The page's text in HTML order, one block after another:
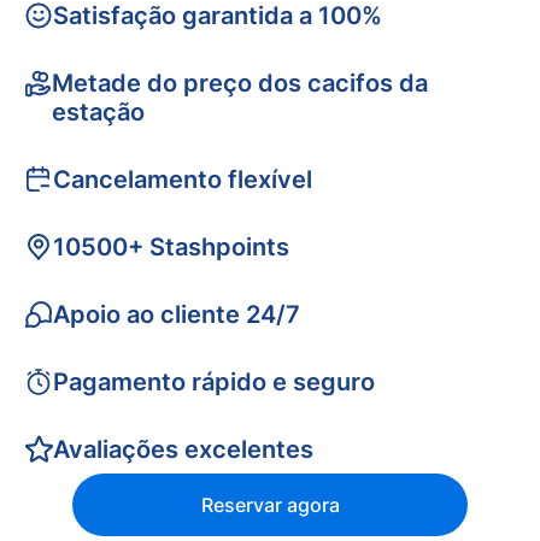
Satisfação garantida a 100%
Metade do preço dos cacifos da
estação
Cancelamento flexível
10500+ Stashpoints
Apoio ao cliente 24/7
Pagamento rápido e seguro
Avaliações excelentes
Reservar agora